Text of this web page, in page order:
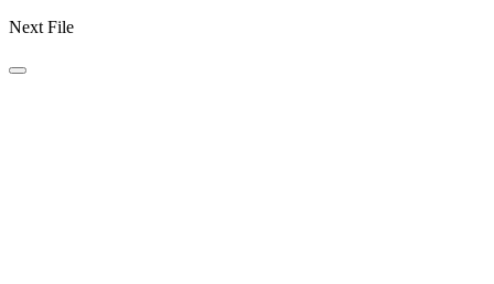
Next File